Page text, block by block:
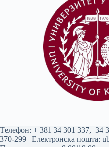
Tелефон: + 381 34 301 337, 34
370-299 | Електронска пошта: